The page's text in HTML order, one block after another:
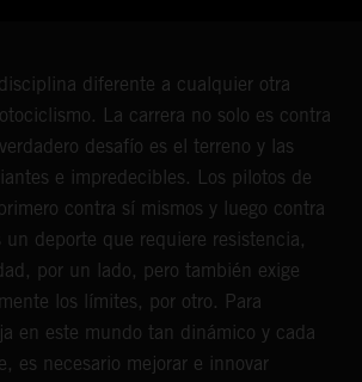
diferente a cualquier otra
La carrera no solo es contra
desafío es el terreno y las
e impredecibles. Los pilotos de
contra sí mismos y luego contra
un deporte que requiere resistencia,
por un lado, pero también exige
los límites, por otro. Para
en este mundo tan dinámico y cada
es necesario mejorar e innovar